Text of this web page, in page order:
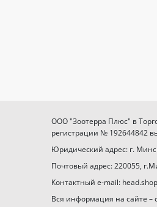
ООО "Зоотерра Плюс" в
регистрации № 192644842
Юридический адрес: г.
Почтовый адрес: 220055,
Контактный e-mail:
Вся информация на сайте –